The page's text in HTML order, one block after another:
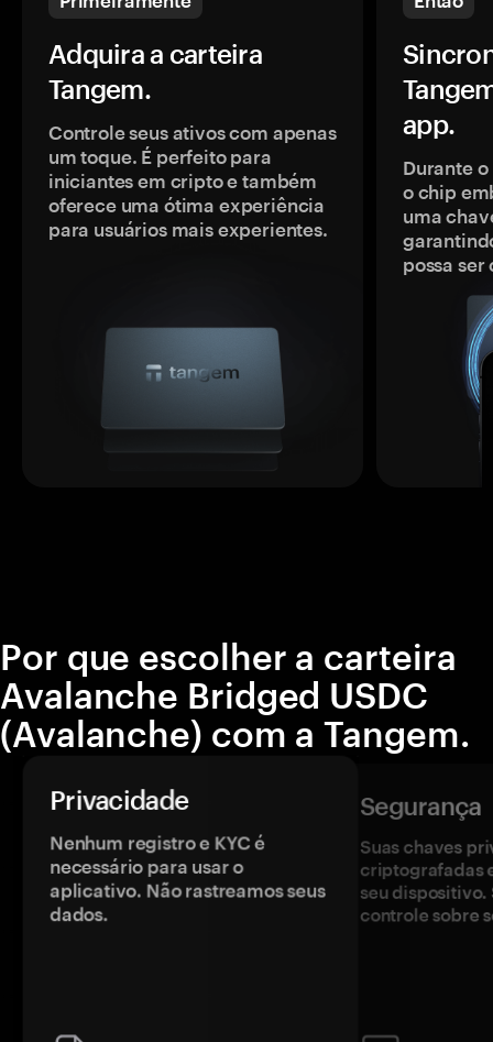
Adquira a carteira
Tangem.
Controle seus ativos com apenas
um toque. É perfeito para
iniciantes em cripto e também
oferece uma ótima experiência
para usuários mais experientes.
app.
Durante
o chip
uma
possa
Por que escolher a carteira
Avalanche Bridged USDC
(Avalanche) com a Tangem.
Privacidade
Nenhum registro e KYC é
necessário para usar o
aplicativo. Não rastreamos seus
dados.
Segurança
Suas chaves
criptografadas
seu dispositivo.
controle sobre